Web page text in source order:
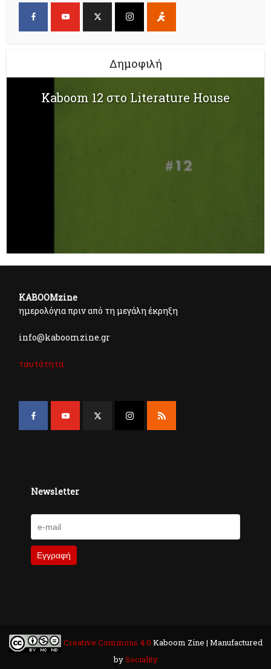
Δημοφιλή
Kaboom 12 στο Literature House
KABOOMzine
ημερολόγια πριν από τη μεγάλη έκρηξη
info@kaboomzine.gr
ταυτότητα
Newsletter
Creative Commons 4.0 Kaboom Zine | Manufactured
bySociality